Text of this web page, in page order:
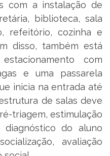
com a instalação de
biblioteca, sala
refeitório, cozinha e
disso, também está
com
e uma passarela
inicia na entrada até
de salas deve
triagem, estimulação
diagnóstico do aluno
avaliação